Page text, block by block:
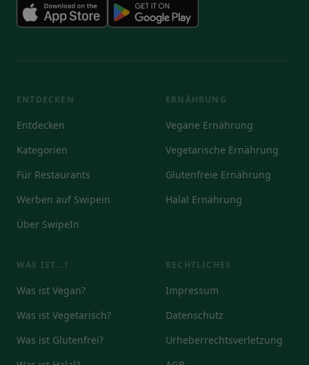
ENTDECKEN
Entdecken
Kategorien
Für Restaurants
Werben auf Swipein
Über SwipeIn
ERNÄHRUNG
Vegane Ernährung
Vegetarische Ernährung
Glutenfreie Ernährung
Halal Ernährung
WAS IST...?
Was ist Vegan?
Was ist Vegetarisch?
Was ist Glutenfrei?
RECHTLICHES
Impressum
Datenschutz
Urheberrechtsverletzung